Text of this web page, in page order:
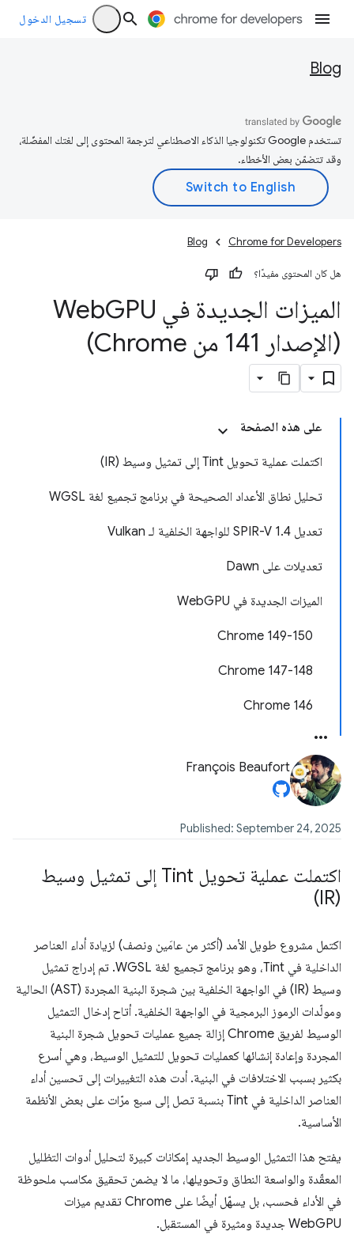
تسجيل الدخول
Blog
تستخدم Google تكنولوجيا الذكاء الاصطناعي لترجمة المحتوى إلى لغتك المفضّلة،
وقد تتضمّن بعض الأخطاء.
Chrome for Developers
Blog
هل كان المحتوى مفيدًا؟
الميزات الجديدة في Web GPU
(الإصدار 141 من Chrome)
على هذه الصفحة
اكتملت عملية تحويل Tint إلى تمثيل وسيط (IR)
تحليل نطاق الأعداد الصحيحة في برنامج تجميع لغة WGSL
تعديل SPIR-V 1.4 للواجهة الخلفية لـ Vulkan
تعديلات على Dawn
الميزات الجديدة في WebGPU
Chrome 149-150
Chrome 147-148
Chrome 146
François Beaufort
Published: September 24, 2025
اكتملت عملية تحويل Tint إلى تمثيل وسيط
(IR)
اكتمل مشروع طويل الأمد (أكثر من عامَين ونصف) لزيادة أداء العناصر
الداخلية في Tint، وهو برنامج تجميع لغة WGSL. تم إدراج تمثيل
وسيط (IR) في الواجهة الخلفية بين شجرة البنية المجردة (AST) الحالية
ومولّدات الرموز البرمجية في الواجهة الخلفية. أتاح إدخال التمثيل
الوسيط لفريق Chrome إزالة جميع عمليات تحويل شجرة البنية
المجردة وإعادة إنشائها كعمليات تحويل للتمثيل الوسيط، وهي أسرع
بكثير بسبب الاختلافات في البنية. أدت هذه التغييرات إلى تحسين أداء
العناصر الداخلية في Tint بنسبة تصل إلى سبع مرّات على بعض الأنظمة
الأساسية.
يفتح هذا التمثيل الوسيط الجديد إمكانات كبيرة لتحليل أدوات التظليل
المعقّدة والواسعة النطاق وتحويلها، ما لا يضمن تحقيق مكاسب ملحوظة
في الأداء فحسب، بل يسهّل أيضًا على Chrome تقديم ميزات
WebGPU جديدة ومثيرة في المستقبل.